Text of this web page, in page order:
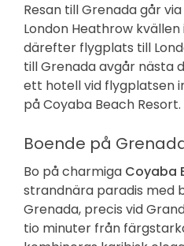
Resan till Grenada går
London Heathrow
därefter flygplats till
till Grenada avgår nästa
ett hotell vid flygplatsen
på Coyaba Beach Resort.
Boende på
Bo på charmiga Coyaba
strandnära paradis med
Grenada, precis vid
tio minuter från